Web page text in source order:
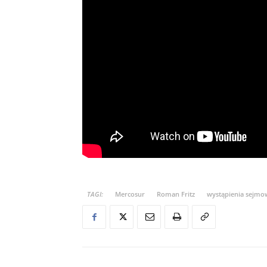
TAGI: Mercosur Roman Fritz wystąpienia